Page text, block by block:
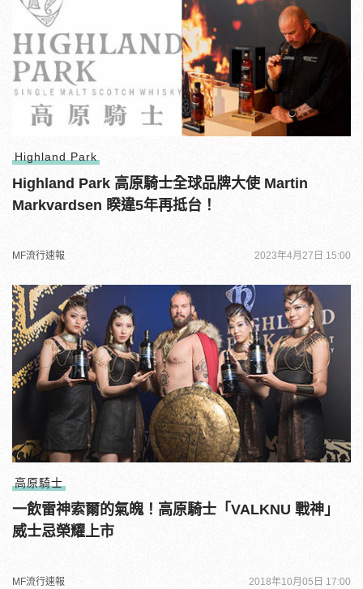
Highland Park
Highland Park 高原騎士全球品牌大使 Martin
Markvardsen 睽違5年再抵台！
MF流行速報 2023年4月27日 15:00
高原騎士
一飲雷神索爾的氣魄！高原騎士「VALKNU 戰神」
威士忌榮耀上市
MF流行速報 2018年10月05日 17:00